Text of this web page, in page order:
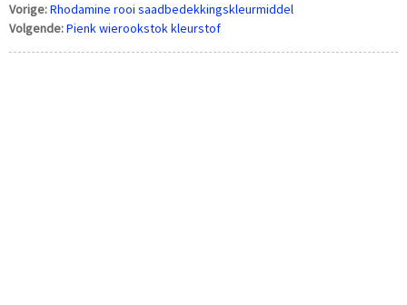
Vorige:Rhodamine rooi saadbedekkingskleurmiddel
Volgende:Pienk wierookstok kleurstof